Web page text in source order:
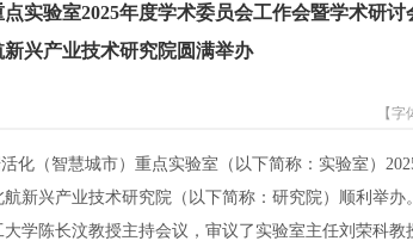
实验室2025年度学术委员会工作会暨学术研讨
新兴产业技术研究院圆满举办
【字
（智慧城市）重点实验室（以下简称：实验室）
新兴产业技术研究院（以下简称：研究院）顺利举办
学陈长汶教授主持会议，审议了实验室主任刘荣科教